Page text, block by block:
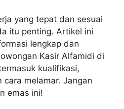
yang tepat dan sesuai
itu penting. Artikel ini
lengkap dan
Kasir Alfamidi di
kualifikasi,
melamar. Jangan
emas ini!